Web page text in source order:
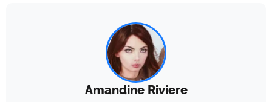
Amandine Riviere